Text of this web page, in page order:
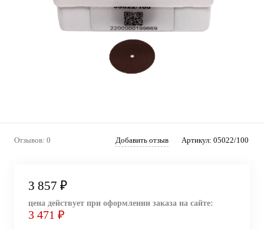
Отзывов: 0 Добавить отзыв Артикул: 05022/100
3 857 ₽
цена действует при оформлении заказа на сайте:
3 471 ₽